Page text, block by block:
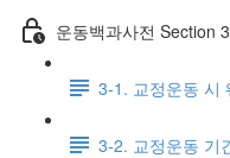
운동백과사전 Section
3-1. 교정운동 시
3-2. 교정운동 기